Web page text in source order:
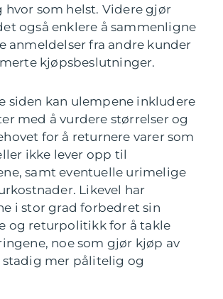
hvor som helst. Videre gjør
også enklere å sammenligne
anmeldelser fra andre kunder
kjøpsbeslutninger.
siden kan ulempene inkludere
med å vurdere størrelser og
for å returnere varer som
ikke lever opp til
samt eventuelle urimelige
Likevel har
i stor grad forbedret sin
og returpolitikk for å takle
noe som gjør kjøp av
mer pålitelig og